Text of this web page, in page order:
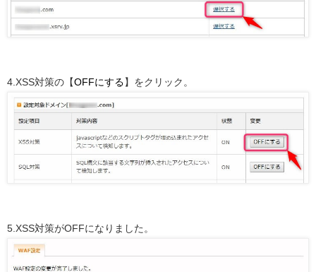
4.XSS対策の【OFFにする 】をクリック。
5.XSS対策がOFFになりました。